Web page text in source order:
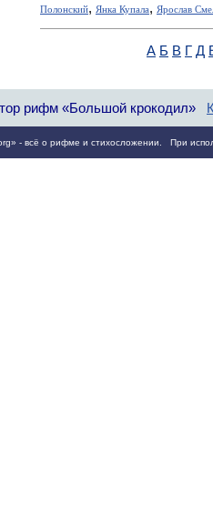
Полонский, Янка Купала, Ярослав
А Б В Г Д
рифм «Большой крокодил»
- всё о рифме и стихосложении. При